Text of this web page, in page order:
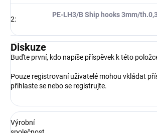
2:
PE-LH3/B Ship hooks 3mm/
Diskuze
Buďte první, kdo napíše příspěvek k této
Pouze registrovaní uživatelé mohou vkládat
přihlaste se nebo se registrujte.
Výrobní